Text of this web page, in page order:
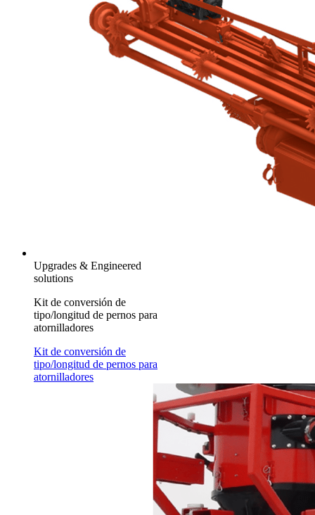
Upgrades & Engineered
solutions
Kit de conversión de
tipo/longitud de pernos para
atornilladores
Kit de conversión de
tipo/longitud de pernos para
atornilladores